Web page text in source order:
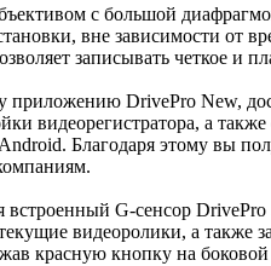
с большой
вне зависимости от
записывать четкое и
приложению DrivePro New,
видеорегистратора, а
Благодаря этому вы
встроенный G-сенсор
видеоролики, а
красную кнопку на боковой